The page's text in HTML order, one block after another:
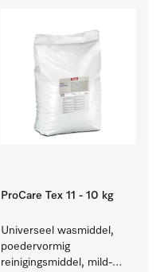
ProCare Tex 11 - 10 kg
Universeel wasmiddel,
poedervormig
reinigingsmiddel, mild-